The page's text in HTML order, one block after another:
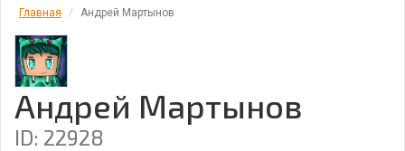
Главная Андрей Мартынов
Андрей Мартынов
ID: 22928